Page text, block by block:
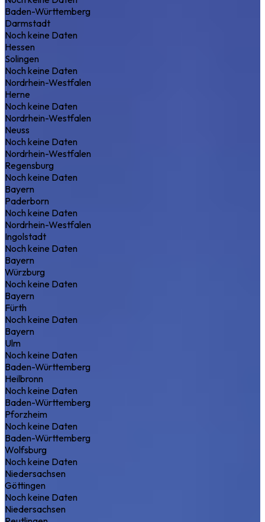
Baden-Württemberg
Darmstadt
Noch keine Daten
Hessen
Solingen
Noch keine Daten
Nordrhein-Westfalen
Herne
Noch keine Daten
Nordrhein-Westfalen
Neuss
Noch keine Daten
Nordrhein-Westfalen
Regensburg
Noch keine Daten
Bayern
Paderborn
Noch keine Daten
Nordrhein-Westfalen
Ingolstadt
Noch keine Daten
Bayern
Würzburg
Noch keine Daten
Bayern
Fürth
Noch keine Daten
Bayern
Ulm
Noch keine Daten
Baden-Württemberg
Heilbronn
Noch keine Daten
Baden-Württemberg
Pforzheim
Noch keine Daten
Baden-Württemberg
Wolfsburg
Noch keine Daten
Niedersachsen
Göttingen
Noch keine Daten
Niedersachsen